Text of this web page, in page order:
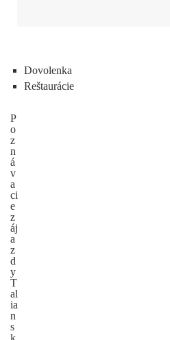
Dovolenka
Reštaurácie
P
o
z
n
á
v
a
ci
e
z
áj
a
z
d
y
T
al
ia
n
s
k